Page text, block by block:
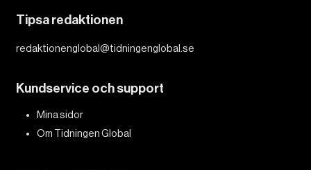
Tipsa redaktionen
redaktionenglobal@tidningenglobal.se
Kundservice och support
Mina sidor
Om Tidningen Global